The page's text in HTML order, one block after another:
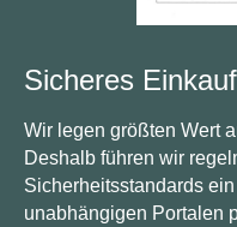
Sicheres
Wir legen größten Wert
Deshalb führen wir
Sicherheitsstandards
unabhängigen Portalen